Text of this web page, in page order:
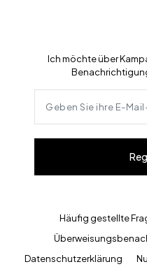
Ich möchte über
Häufig gestellte
Datenschutzerklärung